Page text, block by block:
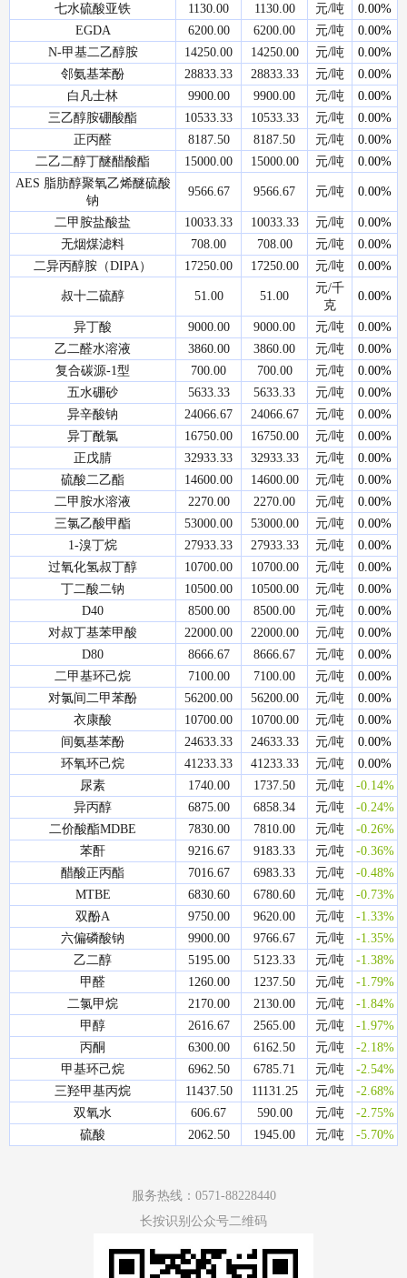
七水硫酸亚铁
1130.00 1130.00 元/吨
0.00%
EGDA
6200.00 6200.00 元/吨
0.00%
N-甲基二乙醇胺
14250.00 14250.00 元/吨
0.00%
邻氨基苯酚
28833.33 28833.33 元/吨
0.00%
白凡士林
9900.00 9900.00 元/吨
0.00%
三乙醇胺硼酸酯
10533.33 10533.33 元/吨
0.00%
正丙醛
8187.50 8187.50 元/吨
0.00%
二乙二醇丁醚醋酸酯
15000.00 15000.00 元/吨
0.00%
AES 脂肪醇聚氧乙烯醚硫酸
钠
9566.67 9566.67 元/吨 0.00%
二甲胺盐酸盐 10033.33 10033.33 元/吨
0.00%
无烟煤滤料
708.00 708.00 元/吨
0.00%
二异丙醇胺（DIPA）
17250.00 17250.00 元/吨 0.00%
叔十二硫醇 51.00 51.00
元/千
克
0.00%
异丁酸 9000.00 9000.00 元/吨
0.00%
乙二醛水溶液
3860.00 3860.00 元/吨
0.00%
复合碳源-1型
700.00 700.00 元/吨
0.00%
五水硼砂
5633.33 5633.33 元/吨
0.00%
异辛酸钠
24066.67 24066.67 元/吨
0.00%
异丁酰氯
16750.00 16750.00 元/吨
0.00%
正戊腈
32933.33 32933.33 元/吨
0.00%
硫酸二乙酯
14600.00 14600.00 元/吨
0.00%
二甲胺水溶液
2270.00 2270.00 元/吨
0.00%
三氯乙酸甲酯
53000.00 53000.00 元/吨
0.00%
1-溴丁烷
27933.33 27933.33 元/吨
0.00%
过氧化氢叔丁醇
10700.00 10700.00 元/吨
0.00%
丁二酸二钠
10500.00 10500.00 元/吨
0.00%
D40
8500.00 8500.00 元/吨
0.00%
对叔丁基苯甲酸
22000.00 22000.00 元/吨
0.00%
D80
8666.67 8666.67 元/吨
0.00%
二甲基环己烷
7100.00 7100.00 元/吨
0.00%
对氯间二甲苯酚
56200.00 56200.00 元/吨
0.00%
衣康酸
10700.00 10700.00 元/吨
0.00%
间氨基苯酚
24633.33 24633.33 元/吨
0.00%
环氧环己烷
41233.33 41233.33 元/吨
0.00%
尿素
1740.00 1737.50 元/吨
-0.14%
异丙醇
6875.00 6858.34 元/吨
-0.24%
二价酸酯MDBE
7830.00 7810.00 元/吨
-0.26%
苯酐
9216.67 9183.33 元/吨
-0.36%
醋酸正丙酯
7016.67 6983.33 元/吨
-0.48%
MTBE
6830.60 6780.60 元/吨
-0.73%
双酚A
9750.00 9620.00 元/吨
-1.33%
六偏磷酸钠
9900.00 9766.67 元/吨
-1.35%
乙二醇
5195.00 5123.33 元/吨
-1.38%
甲醛
1260.00 1237.50 元/吨
-1.79%
二氯甲烷
2170.00 2130.00 元/吨
-1.84%
甲醇
2616.67 2565.00 元/吨
-1.97%
丙酮
6300.00 6162.50 元/吨
-2.18%
甲基环己烷
6962.50 6785.71 元/吨
-2.54%
三羟甲基丙烷
11437.50 11131.25 元/吨
-2.68%
双氧水
606.67 590.00 元/吨
-2.75%
硫酸
2062.50 1945.00 元/吨 -5.70%
服务热线：0571-88228440
长按识别公众号二维码